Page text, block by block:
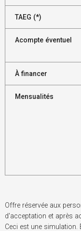
TAEG (*)
Acompte éventuel
À financer
Mensualités
Offre réservée aux
d'acceptation et après
Ceci est une simulation.